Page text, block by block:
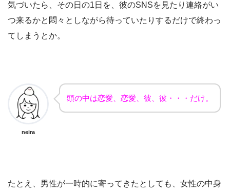
気づいたら、その日の1日を、彼のSNSを見たり連絡がい
つ来るかと悶々としながら待っていたりするだけで終わっ
てしまうとか。
neira
頭の中は恋愛、恋愛、彼、彼・・・だけ。
たとえ、男性が一時的に寄ってきたとしても、女性の中身